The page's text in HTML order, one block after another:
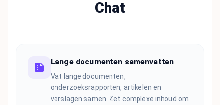
Chat
Lange documenten samenvatten
Vat lange documenten,
onderzoeksrapporten, artikelen en
verslagen samen. Zet complexe inhoud om